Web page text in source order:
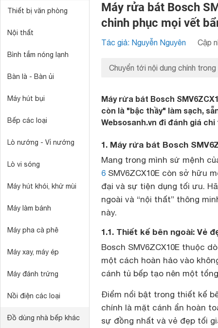
Thiết bị văn phòng
Nội thất
Bình tắm nóng lạnh
Bàn là - Bàn ủi
Máy hút bụi
Bếp các loại
Lò nướng - Vỉ nướng
Lò vi sóng
Máy hút khói, khử mùi
Máy làm bánh
Máy pha cà phê
Máy xay, máy ép
Máy đánh trứng
Nồi điện các loại
Đồ dùng nhà bếp khác
Máy rửa bát Bosch
chinh phục mọi vết
Tác giả: Nguyễn Nguyên Cập
Chuyển tới nội dung chính trong
Máy rửa bát Bosch
còn là "bậc thầy" làm sạch,
Websosanh.vn đi đánh giá
1. Máy rửa bát Bosch
Mang trong mình sứ mệnh
6 SMV6ZCX10E còn sở hữu
đại và sự tiện dụng tối ưu.
ngoài và “nội thất” thông
này.
1.1. Thiết kế bên ngoài: Vẻ
Bosch SMV6ZCX10E thuộc
một cách hoàn hảo vào
cánh tủ bếp tạo nên một
Điểm nổi bật trong thiết kế
chính là mặt cánh ẩn hoàn
sự đồng nhất và vẻ đẹp tối